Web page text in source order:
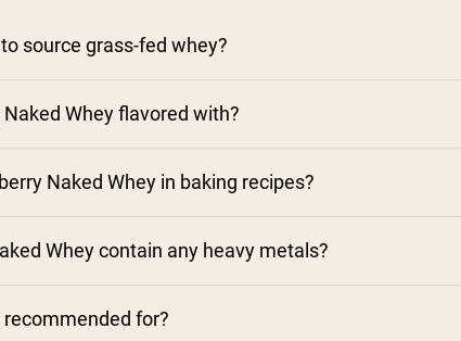
source grass-fed whey?
Whey flavored with?
Naked Whey in baking recipes?
Whey contain any heavy metals?
for?